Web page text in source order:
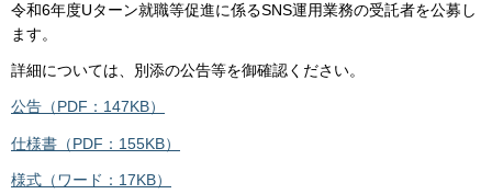
令和6年度Uターン就職等促進に係るSNS運用業務の受託者を公募し
ます。
詳細については、別添の公告等を御確認ください。
公告（PDF：147KB）
仕様書（PDF：155KB）
様式（ワード：17KB）